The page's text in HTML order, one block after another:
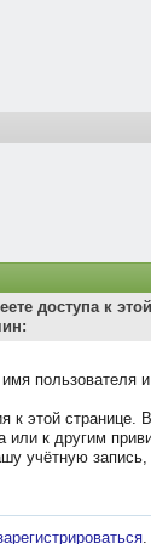
доступа к
пользователя
к этой странице.
или к другим
учётную